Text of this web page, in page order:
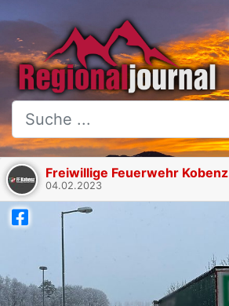
Freiwillige Feuerwehr Kobenz
04.02.2023